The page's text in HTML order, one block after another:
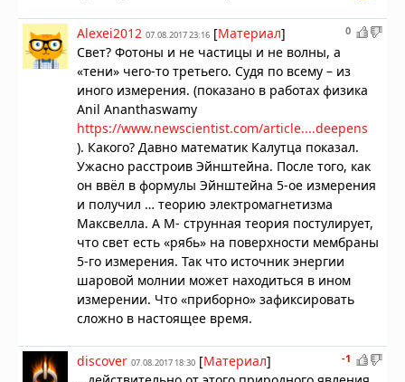
0
Alexei2012 07.08.2017 23:16 [Материал]
Свет? Фотоны и не частицы и не волны, а
«тени» чего-то третьего. Судя по всему – из
иного измерения. (показано в работах физика
Anil Ananthaswamy
https://www.newscientist.com/article....deepens
). Какого? Давно математик Калутца показал.
Ужасно расстроив Эйнштейна. После того, как
он ввёл в формулы Эйнштейна 5-ое измерения
и получил … теорию электромагнетизма
Максвелла. А М- струнная теория постулирует,
что свет есть «рябь» на поверхности мембраны
5-го измерения. Так что источник энергии
шаровой молнии может находиться в ином
измерении. Что «приборно» зафиксировать
сложно в настоящее время.
-1
discover 07.08.2017 18:30 [Материал]